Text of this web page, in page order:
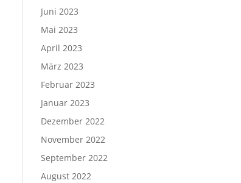
Juni 2023
Mai 2023
April 2023
März 2023
Februar 2023
Januar 2023
Dezember 2022
November 2022
September 2022
August 2022